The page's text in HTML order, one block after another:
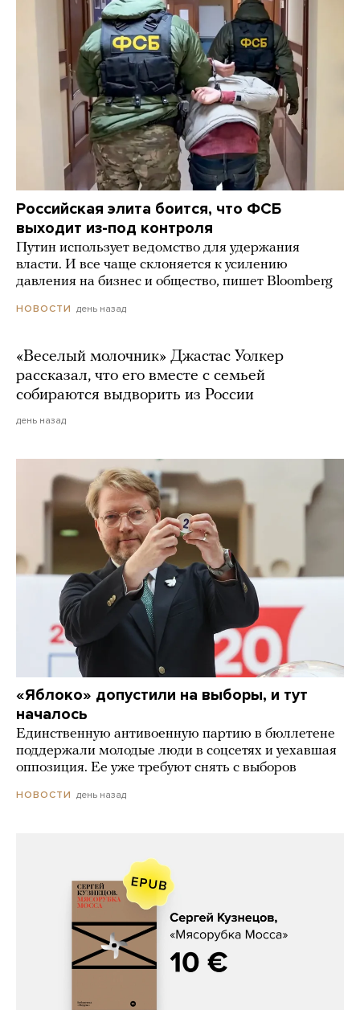
Российская элита боится, что ФСБ
выходит из-под контроля
Путин использует ведомство для удержания
власти. И все чаще склоняется к усилению
давления на бизнес и общество, пишет Bloomberg
НОВОСТИ день назад
«Веселый молочник» Джастас Уолкер
рассказал, что его вместе с семьей
собираются выдворить из России
день назад
«Яблоко» допустили на выборы, и тут
началось
Единственную антивоенную партию в бюллетене
поддержали молодые люди в соцсетях и уехавшая
оппозиция. Ее уже требуют снять с выборов
НОВОСТИ день назад
Сергей Кузнецов, «Мясорубка